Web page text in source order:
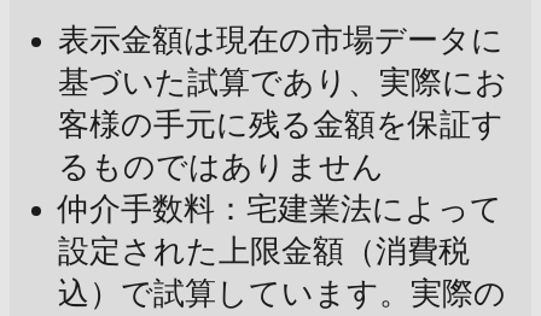
表示金額は現在の市場データに
基づいた試算であり、実際にお
客様の手元に残る金額を保証す
るものではありません
仲介手数料：宅建業法によって
設定された上限金額（消費税
込）で試算しています。実際の